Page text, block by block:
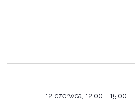
12 czerwca, 12:00 - 15:00